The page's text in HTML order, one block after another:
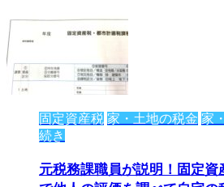
固定資産税 家・土地の税金 家
続き
元税務課職員が説明！固定